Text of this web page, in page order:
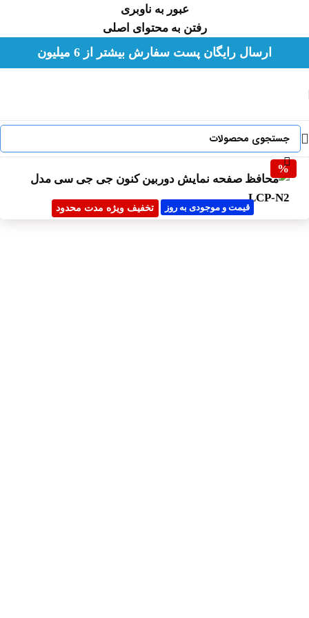
عبور به ناوبری
رفتن به محتوای اصلی
لطفا هورشید را در شبکه های اجتماعی با شناسه
hoorshidshop@ دنبال کنید.
ارسال رایگان پست سفارش بیشتر از 6 میلیون
قیمت و موجودی به روز تخفیف ویژه مدت محدود
%